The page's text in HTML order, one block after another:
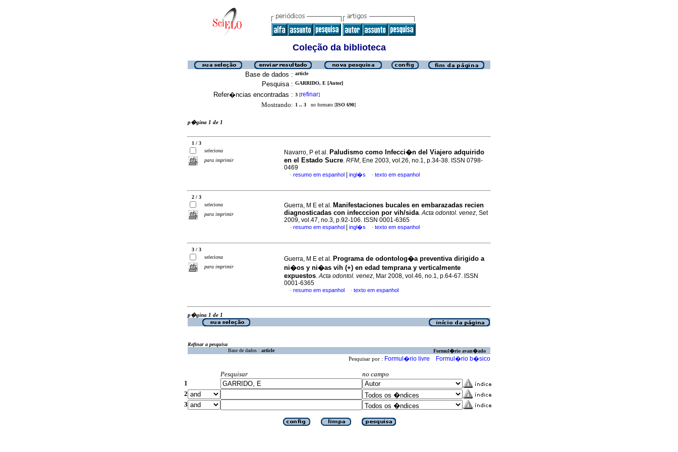
Coleção da biblioteca
Base de dados : article
Pesquisa : GARRIDO, E [Autor]
Refer�ncias encontradas : 3 [refinar]
Mostrando: 1 .. 3 no formato [ISO 690]
p�gina 1 de 1
1 / 3
seleciona
para imprimir
Navarro, P et al. Paludismo como Infecci�n del Viajero adquirido
en el Estado Sucre. RFM, Ene 2003, vol.26, no.1, p.34-38. ISSN 0798-
0469
· resumo em espanhol ingl�s · texto em espanhol
2 / 3
seleciona
para imprimir
Guerra, M E et al. Manifestaciones bucales en embarazadas recien
diagnosticadas con infecccion por vih/sida.Acta odontol. venez, Set
2009, vol.47, no.3, p.92-106. ISSN 0001-6365
· resumo em espanhol ingl�s · texto em espanhol
3 / 3
seleciona
para imprimir
Guerra, M E et al. Programa de odontolog�a preventiva dirigido a
ni�os y ni�as vih (+) en edad temprana y verticalmente
expuestos.Acta odontol. venez, Mar 2008, vol.46, no.1, p.64-67. ISSN
0001-6365
· resumo em espanhol · texto em espanhol
p�gina 1 de 1
Refinar a pesquisa
Base de dados : article Formul�rio avan�ado
Pesquisar por : Formul�rio livre Formul�rio b�sico
Pesquisar
no campo
1
2
3